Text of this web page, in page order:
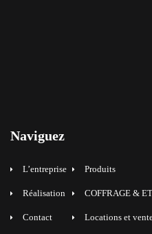
Naviguez
L’entreprise
Réalisation
Contact
Produits
COFFRAGE &
Locations et